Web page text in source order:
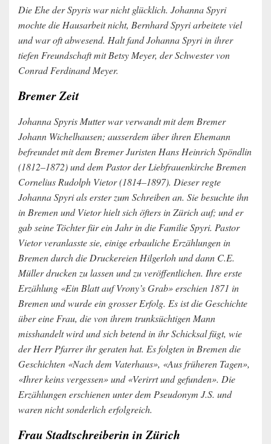
Die Ehe der Spyris war nicht glücklich. Johanna Spyri
mochte die Hausarbeit nicht, Bernhard Spyri arbeitete viel
und war oft abwesend. Halt fand Johanna Spyri in ihrer
tiefen Freundschaft mit Betsy Meyer, der Schwester von
Conrad Ferdinand Meyer.
Bremer Zeit
Johanna Spyris Mutter war verwandt mit dem Bremer
Johann Wichelhausen; ausserdem über ihren Ehemann
befreundet mit dem Bremer Juristen Hans Heinrich Spöndlin
(1812–1872) und dem Pastor der Liebfrauenkirche Bremen
Cornelius Rudolph Vietor (1814–1897). Dieser regte
Johanna Spyri als erster zum Schreiben an. Sie besuchte ihn
in Bremen und Vietor hielt sich öfters in Zürich auf; und er
gab seine Töchter für ein Jahr in die Familie Spyri. Pastor
Vietor veranlasste sie, einige erbauliche Erzählungen in
Bremen durch die Druckereien Hilgerloh und dann C.E.
Müller drucken zu lassen und zu veröffentlichen. Ihre erste
Erzählung «Ein Blatt auf Vrony’s Grab» erschien 1871 in
Bremen und wurde ein grosser Erfolg. Es ist die Geschichte
über eine Frau, die von ihrem trunksüchtigen Mann
misshandelt wird und sich betend in ihr Schicksal fügt, wie
der Herr Pfarrer ihr geraten hat. Es folgten in Bremen die
Geschichten «Nach dem Vaterhaus», «Aus früheren Tagen»,
«Ihrer keins vergessen» und «Verirrt und gefunden». Die
Erzählungen erschienen unter dem Pseudonym J.S. und
waren nicht sonderlich erfolgreich.
Frau Stadtschreiberin in Zürich